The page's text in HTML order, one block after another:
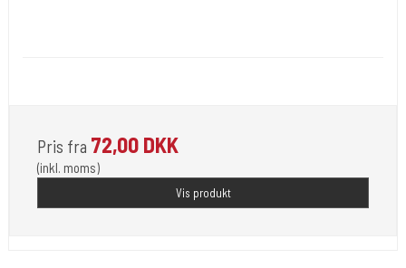
Pris fra 72,00 DKK
(inkl. moms)
Vis produkt